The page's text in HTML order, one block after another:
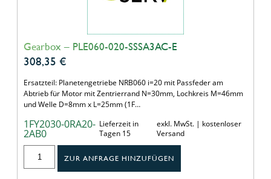
Gearbox – PLE060-020-SSSA3AC-E
308,35 €
Ersatzteil: Planetengetriebe NRB060 i=20 mit Passfeder am
Abtrieb für Motor mit Zentrierrand N=30mm, Lochkreis M=46mm
und Welle D=8mm x L=25mm (1F…
1FY2030-0RA20-
2AB0
Lieferzeit in
Tagen 15
exkl. MwSt. | kostenloser
Versand
ZUR ANFRAGE HINZUFÜGEN